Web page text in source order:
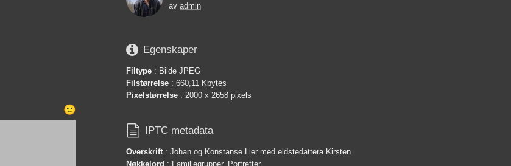
av admin
 Egenskaper
Filtype : Bilde JPEG
Filstørrelse : 660,11 Kbytes
Pixelstørrelse : 2000 x 2658 pixels
 IPTC metadata
Overskrift : Johan og Konstanse Lier med eldstedattera Kirsten
Nøkkelord : Familiegrupper, Portretter
🙂